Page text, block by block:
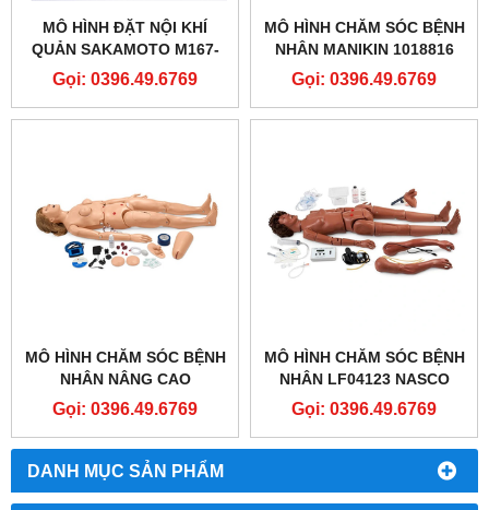
DANH MỤC SẢN PHẨM
MÔ HÌNH ĐẶT NỘI KHÍ
QUẢN SAKAMOTO M167-
SAKAMOTO AIRWAY
MANAGEMENT TRAINER
Gọi: 0396.49.6769
MÔ HÌNH CHĂM SÓC BỆNH
NHÂN MANIKIN 1018816
[P10/1] CAO CẤP- 3B
SCIENTIFIC® PATIENT
Gọi: 0396.49.6769
MÔ HÌNH CHĂM SÓC BỆNH
NHÂN NÂNG CAO
SB32864L GAUMARD®
CPR ​​SUSIE ADVANCED
SIMULATOR
Gọi: 0396.49.6769
MÔ HÌNH CHĂM SÓC BỆNH
NHÂN LF04123 NASCO
HEALTHCARE - COMPLETE
KERI AUSCULTATION
Gọi: 0396.49.6769